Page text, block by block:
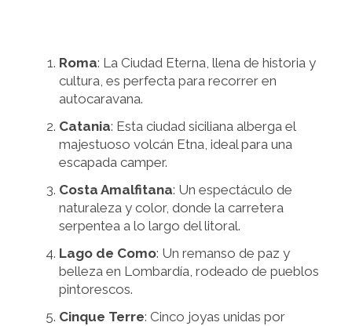
Roma: La Ciudad Eterna, llena de historia y
cultura, es perfecta para recorrer en
autocaravana.
Catania: Esta ciudad siciliana alberga el
majestuoso volcán Etna, ideal para una
escapada camper.
Costa Amalfitana: Un espectáculo de
naturaleza y color, donde la carretera
serpentea a lo largo del litoral.
Lago de Como: Un remanso de paz y
belleza en Lombardía, rodeado de pueblos
pintorescos.
Cinque Terre: Cinco joyas unidas por